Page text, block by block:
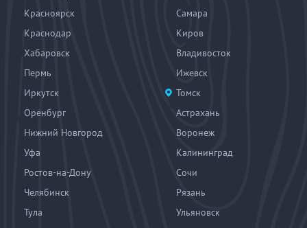
Красноярск
Самара
Краснодар
Киров
Хабаровск
Владивосток
Пермь
Ижевск
Иркутск
Томск
Оренбург
Астрахань
Нижний Новгород
Воронеж
Уфа
Калининград
Ростов-на-Дону
Сочи
Челябинск
Рязань
Тула
Ульяновск